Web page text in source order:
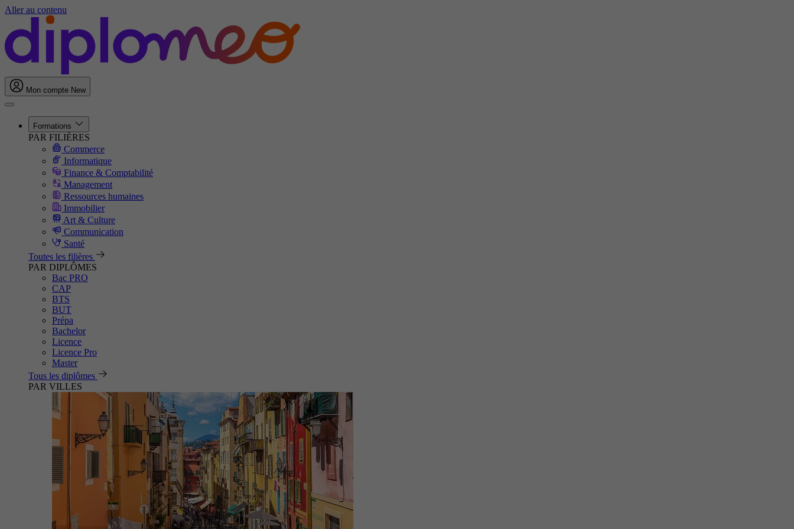
Aller au contenu
Mon compte New
Formations
PAR FILIÈRES
Commerce
Informatique
Finance & Comptabilité
Management
Ressources humaines
Immobilier
Art & Culture
Communication
Santé
Toutes les filières
PAR DIPLÔMES
Bac PRO
CAP
BTS
BUT
Prépa
Bachelor
Licence
Licence Pro
Master
Tous les diplômes
PAR VILLES